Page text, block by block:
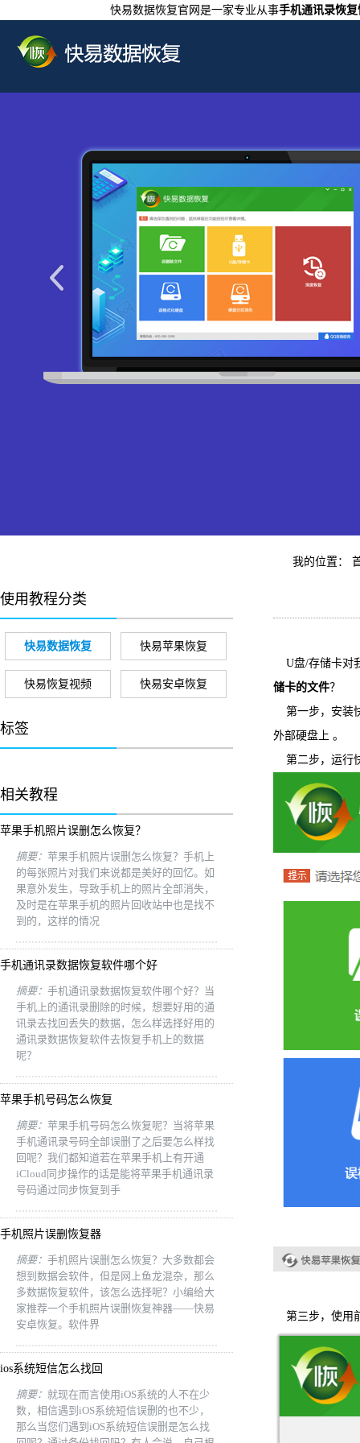
快易数据恢复官网是一家专业从事手机通讯录恢
我的位置：
使用教程分类
快易数据恢复 快易苹果恢复
快易恢复视频 快易安卓恢复
标签
相关教程
苹果手机照片误删怎么恢复？
摘要： 苹果手机照片误删怎么恢复？手机上
的每张照片对我们来说都是美好的回忆。如
果意外发生，导致手机上的照片全部消失，
及时是在苹果手机的照片回收站中也是找不
到的，这样的情况
手机通讯录数据恢复软件哪个好
摘要： 手机通讯录数据恢复软件哪个好？当
手机上的通讯录删除的时候，想要好用的通
讯录去找回丢失的数据，怎么样选择好用的
通讯录数据恢复软件去恢复手机上的数据
呢？
苹果手机号码怎么恢复
摘要： 苹果手机号码怎么恢复呢？当将苹果
手机通讯录号码全部误删了之后要怎么样找
回呢？我们都知道若在苹果手机上有开通
iCloud同步操作的话是能将苹果手机通讯录
号码通过同步恢复到手
手机照片误删恢复器
摘要： 手机照片误删怎么恢复？大多数都会
想到数据会软件，但是网上鱼龙混杂，那么
多数据恢复软件，该怎么选择呢？小编给大
家推荐一个手机照片误删恢复神器——快易
安卓恢复。软件界
ios系统短信怎么找回
摘要： 就现在而言使用iOS系统的人不在少
数，相信遇到iOS系统短信误删的也不少，
那么当您们遇到iOS系统短信误删是怎么找
U盘/存储卡对
储卡的文件？
第一步，安装
外部硬盘上 。
第二步，运行
第三步，使用